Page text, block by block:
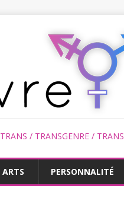
TRANS / TRANSGENRE /
ARTS PERSONNALITÉ